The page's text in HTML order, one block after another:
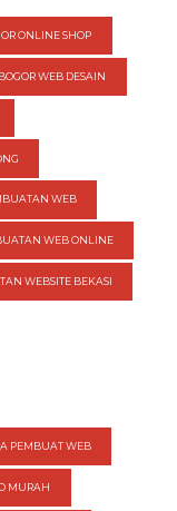
ONLINE SHOP
BOGOR WEB DESAIN
WEB
WEB ONLINE
WEBSITE BEKASI
PEMBUAT WEB
MURAH